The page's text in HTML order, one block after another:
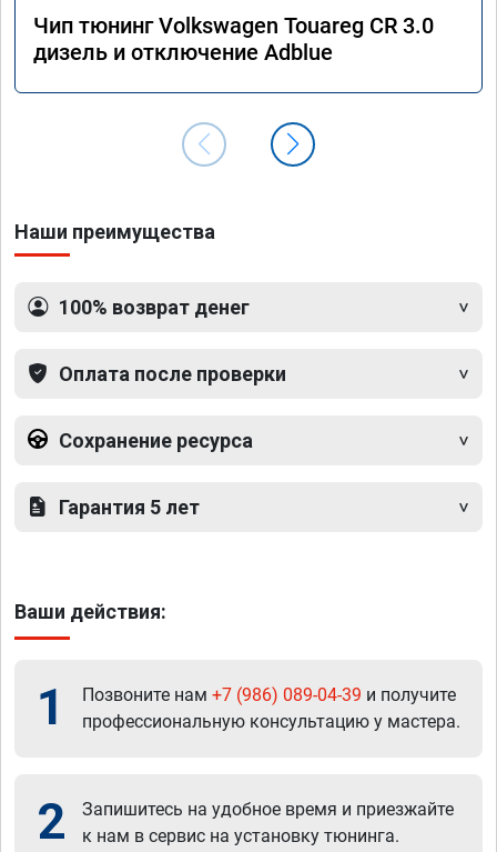
Чип тюнинг Volkswagen Touareg CR 3.0
дизель и отключение Adblue
Наши преимущества
100% возврат денег
Оплата после проверки
Сохранение ресурса
Гарантия 5 лет
Ваши действия:
1 Позвоните нам +7 (986) 089-04-39 и получите
профессиональную консультацию у мастера.
2
Запишитесь на удобное время и приезжайте
к нам в сервис на установку тюнинга.